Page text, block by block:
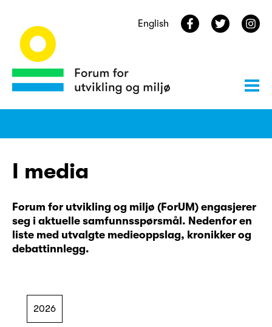
English
I media
Forum for utvikling og miljø (ForUM) engasjerer
seg i aktuelle samfunnsspørsmål. Nedenfor en
liste med utvalgte medieoppslag, kronikker og
debattinnlegg.
2026